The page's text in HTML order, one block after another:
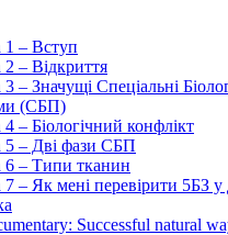
1 – Вступ
– Відкриття
– Значущі Спеціальні
(СБП)
– Біологічний конфлікт
5 – Дві фази СБП
6 – Типи тканин
– Як мені перевірити 5БЗ у
Successful natural